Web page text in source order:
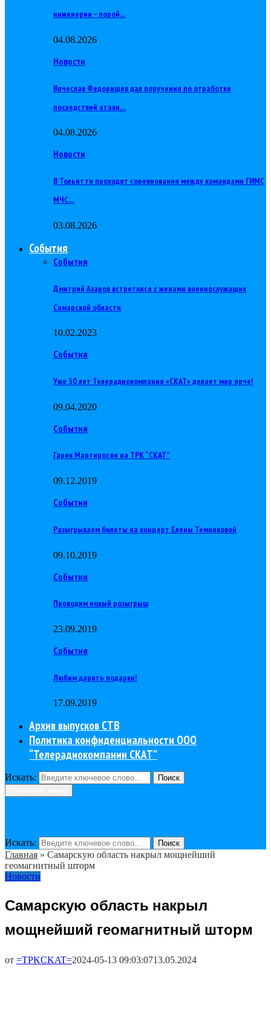
инженерии – порой…
04.08.2026
Новости
Вячеслав Федорищев дал поручения по отработке
последствий атаки…
04.08.2026
Новости
В Тольятти проходят соревнования между командами ГИМС
МЧС…
03.08.2026
События
События
Дмитрий Азаров встретился с женами военнослужащих
Самарской области
10.02.2023
События
Уже 30 лет Телерадиокомпания «СКАТ» делает мир ярче!
09.04.2020
События
Гарик Мартиросян на ТРК “СКАТ”
09.12.2019
События
Разыгрываем билеты на концерт Елены Темниковой
09.10.2019
События
Проводим новый розыгрыш
23.09.2019
События
Любим дарить подарки!
17.09.2019
Архив выпусков СТВ
Политика конфиденциальности ООО
“Телерадиокомпании СКАТ”
Искать:
Поиск
Искать: Поиск
Главная » Самарскую область накрыл мощнейший
геомагнитный шторм
Новости
Самарскую область накрыл
мощнейший геомагнитный шторм
от =TPKCKAT=2024-05-13 09:03:0713.05.2024